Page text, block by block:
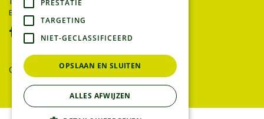
E.
GEEF UW MENING
PRESTATIE
TARGETING
NIET-GECLASSIFICEERD
OPSLAAN EN SLUITEN
ALLES AFWIJZEN